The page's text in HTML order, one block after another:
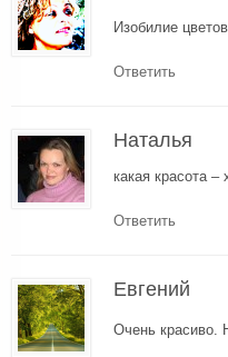
Изобилие
Ответить
Наталья
какая красота –
Ответить
Евгений
Очень красиво.